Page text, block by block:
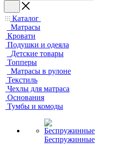
Каталог
Матрасы
Кровати
Подушки и одеяла
Детские товары
Топперы
Матрасы в рулоне
Текстиль
Чехлы для матраса
Основания
Тумбы и комоды
Беспружинные